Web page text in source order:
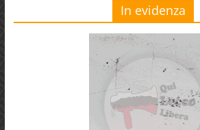
In evidenza